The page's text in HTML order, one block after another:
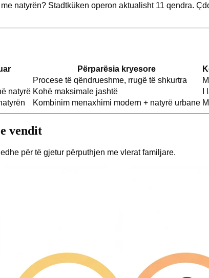
natyrën? Stadtküken operon aktualisht 11 qendra.
Përparësia kryesore
Procese të qëndrueshme, rrugë të shkurtra
natyrë Kohë maksimale jashtë
Kombinim menaxhimi modern + natyrë urbane
vendit
për të gjetur përputhjen me vlerat familjare.